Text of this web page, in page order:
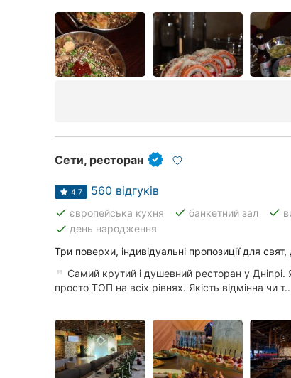
Сети, ресторан
4.7 560 відгуків
done європейська кухня done банкетний зал done
done день народження
Три поверхи, індивідуальні пропозиції для
Самий крутий і душевний ресторан у Дніпрі.
просто ТОП на всіх рівнях. Якість відмінна чи